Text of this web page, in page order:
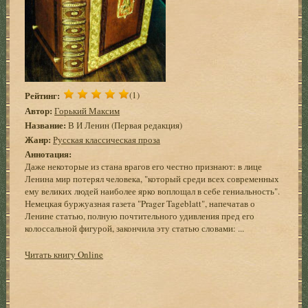
Рейтинг: (1)
Автор: Горький Максим
Название: В И Ленин (Первая редакция)
Жанр: Русская классическая проза
Аннотация:
Даже некоторые из стана врагов его честно признают: в лице
Ленина мир потерял человека, "который среди всех современных
ему великих людей наиболее ярко воплощал в себе гениальность".
Немецкая буржуазная газета "Prager Tageblatt", напечатав о
Ленине статью, полную почтительного удивления пред его
колоссальной фигурой, закончила эту статью словами: ...
Читать книгу Online